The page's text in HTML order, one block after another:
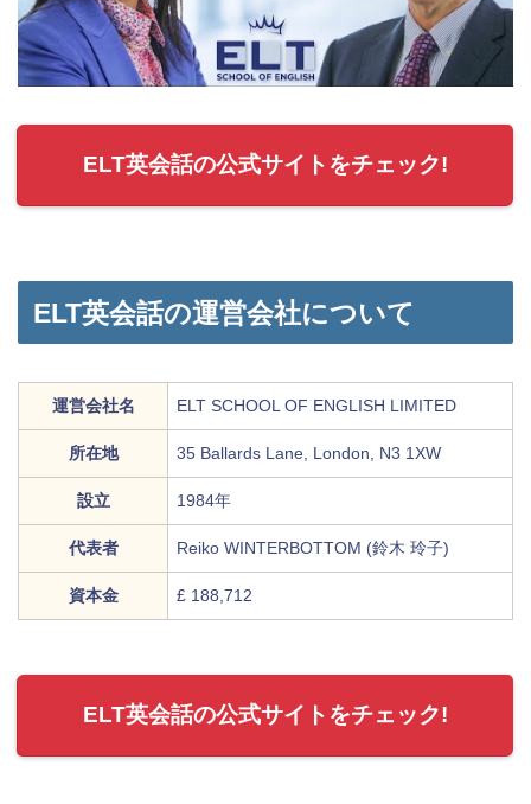
ELT英会話の公式サイトをチェック!
ELT英会話の運営会社について
運営会社名 ELT SCHOOL OF ENGLISH LIMITED
所在地 35 Ballards Lane, London, N3 1XW
設立 1984年
代表者 Reiko WINTERBOTTOM (鈴木 玲子)
資本金 £ 188,712
ELT英会話の公式サイトをチェック!